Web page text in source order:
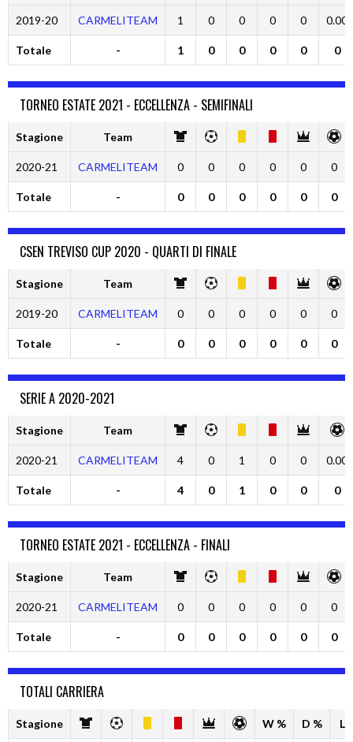
2019-20 CARMELITEAM 1 0 0 0 0 0.00
Totale - 1 0 0 0 0 0
TORNEO ESTATE 2021 - ECCELLENZA - SEMIFINALI
Stagione Team
2020-21 CARMELITEAM 0 0 0 0 0 0
Totale - 0 0 0 0 0 0
CSEN TREVISO CUP 2020 - QUARTI DI FINALE
Stagione Team
2019-20 CARMELITEAM 0 0 0 0 0 0
Totale - 0 0 0 0 0 0
SERIE A 2020-2021
Stagione Team
2020-21 CARMELITEAM 4 0 1 0 0 0.00
Totale - 4 0 1 0 0 0
TORNEO ESTATE 2021 - ECCELLENZA - FINALI
Stagione Team
2020-21 CARMELITEAM 0 0 0 0 0 0
Totale - 0 0 0 0 0 0
TOTALI CARRIERA
Stagione W % D % L